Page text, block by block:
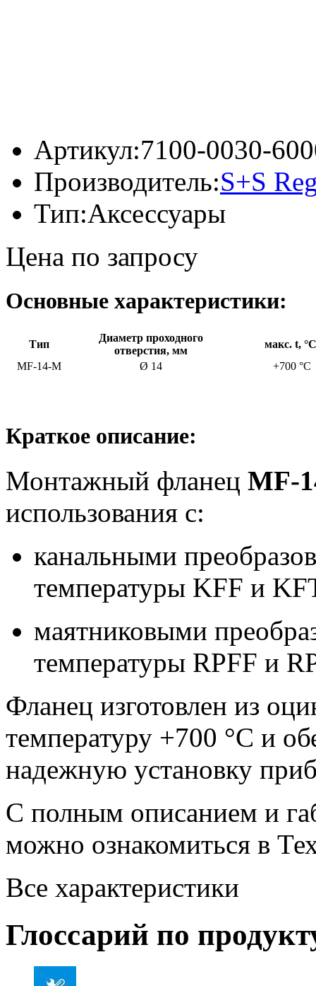
Артикул:7100-0030-
Производитель:S+S
Тип:Аксессуары
Цена по запросу
Основные характеристики:
Тип
Диаметр проходного
отверстия, мм
макс. t, °C
MF-14-M
Ø 14 +700 °C
Краткое описание:
Монтажный фланец MF-
использования с:
канальными
температуры KFF и
маятниковыми
температуры RPFF и
Фланец изготовлен из
температуру +700 °C и
надежную установку
C полным описанием и
можно ознакомиться в
Все характеристики
Глоссарий по